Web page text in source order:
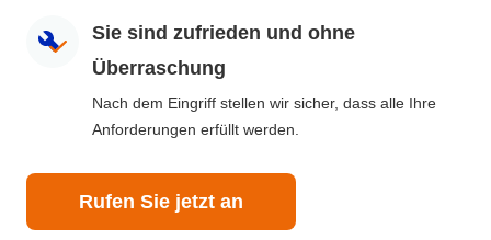
Sie sind zufrieden und ohne
Überraschung
Nach dem Eingriff stellen wir sicher, dass alle Ihre
Anforderungen erfüllt werden.
Rufen Sie jetzt an